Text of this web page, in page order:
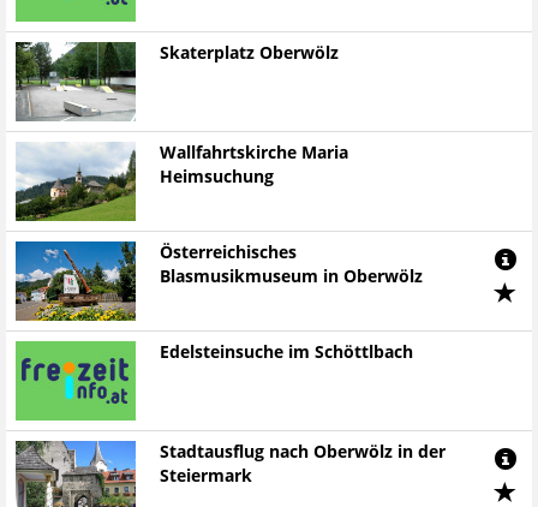
Skaterplatz Oberwölz
Wallfahrtskirche Maria
Heimsuchung
Österreichisches
Blasmusikmuseum in Oberwölz
Edelsteinsuche im Schöttlbach
Stadtausflug nach Oberwölz in der
Steiermark